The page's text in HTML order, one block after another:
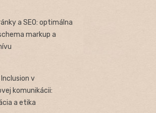
a SEO: optimálna
markup a
v
komunikácii:
a etika